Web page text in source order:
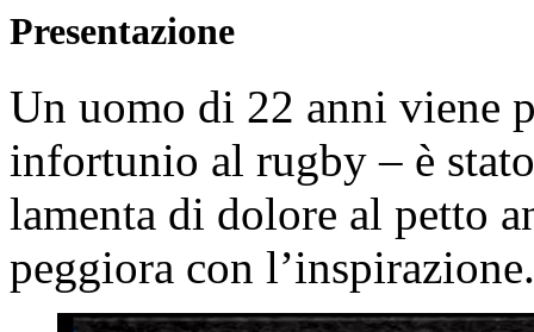
Presentazione
Un uomo di 22 anni viene
infortunio al rugby – è
lamenta di dolore al petto
peggiora con l’inspirazione.